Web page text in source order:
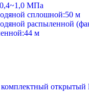
0,4~1,0 МПа
сплошной:50 м
распыленной
44 м